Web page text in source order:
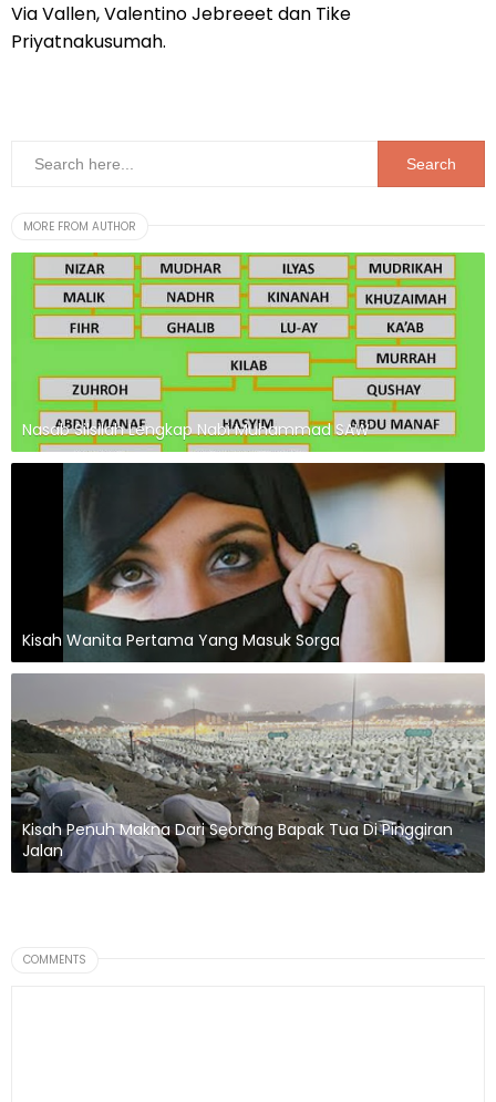
Via Vallen, Valentino Jebreeet dan Tike
Priyatnakusumah.
MORE FROM AUTHOR
Nasab Silsilah Lengkap Nabi Muhammad SAW
Kisah Wanita Pertama Yang Masuk Sorga
Kisah Penuh Makna Dari Seorang Bapak Tua Di Pinggiran
Jalan
COMMENTS